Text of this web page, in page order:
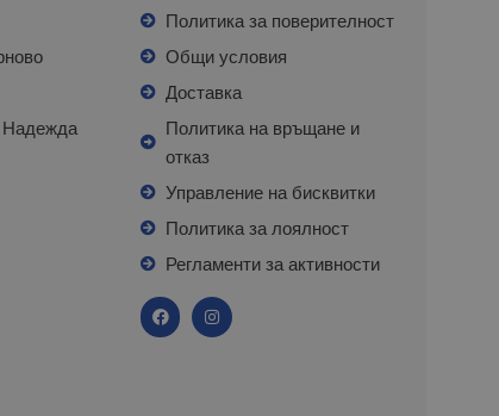
Политика за поверителност
Общи условия
Доставка
Политика на връщане и
отказ
Управление на бисквитки
Политика за лоялност
Регламенти за активности